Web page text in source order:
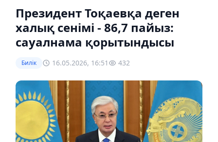
Президент Тоқаевқа деген
халық сенімі - 86,7 пайыз:
сауалнама қорытындысы
Билік 16.05.2026, 16:51 432